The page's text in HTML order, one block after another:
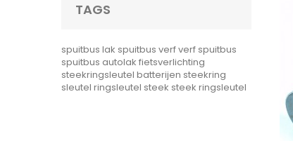
TAGS
spuitbus lak spuitbus verfverf spuitbus
spuitbus autolak fietsverlichting
steekringsleutel batterijen steekring
sleutel ringsleutel steek steek ringsleutel